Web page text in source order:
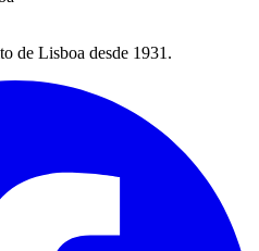
de Lisboa desde 1931.